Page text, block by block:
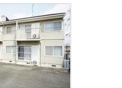
物件特集から
不動産会社から
TOP